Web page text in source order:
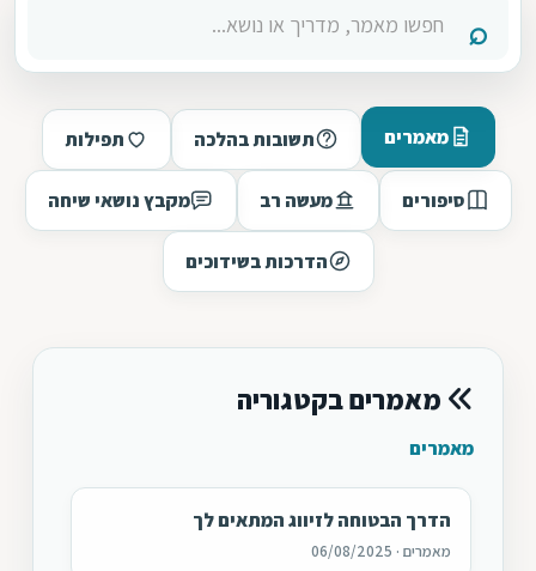
מאמרים תשובות בהלכה תפילות
סיפורים מעשה רב מקבץ נושאי שיחה
הדרכות בשידוכים
מאמרים בקטגוריה
מאמרים
הדרך הבטוחה לזיווג המתאים לך
מאמרים · 06/08/2025